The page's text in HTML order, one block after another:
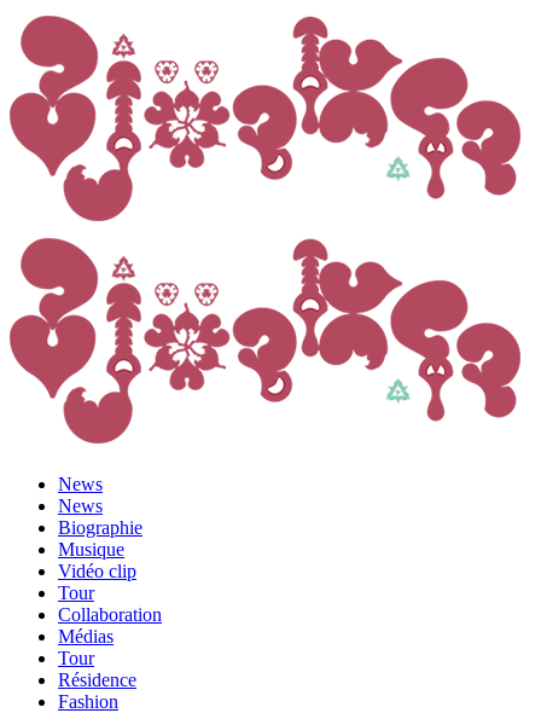
News
News
Biographie
Musique
Vidéo clip
Tour
Collaboration
Médias
Tour
Résidence
Fashion